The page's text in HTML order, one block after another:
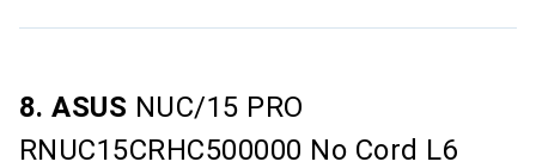
8. ASUS NUC/15 PRO
RNUC15CRHC500000 No Cord L6